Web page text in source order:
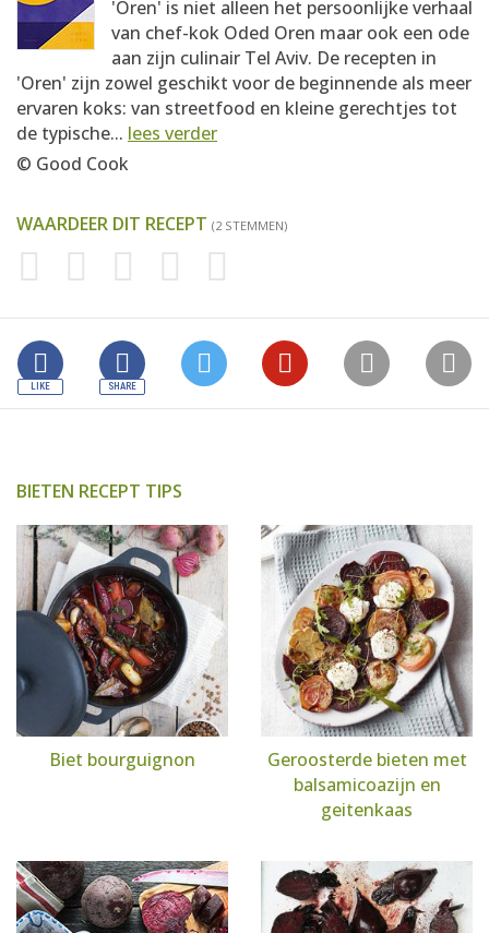
'Oren' is niet alleen het persoonlijke verhaal
van chef-kok Oded Oren maar ook een ode
aan zijn culinair Tel Aviv. De recepten in
'Oren' zijn zowel geschikt voor de beginnende als meer
ervaren koks: van streetfood en kleine gerechtjes tot
de typische... lees verder
© Good Cook
WAARDEER DIT RECEPT (2 STEMMEN)
BIETEN RECEPT TIPS
Biet bourguignon
Geroosterde bieten met
balsamicoazijn en
geitenkaas